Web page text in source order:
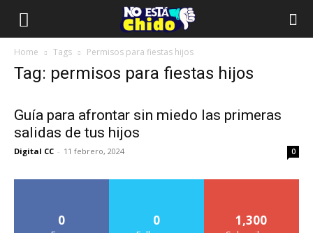
Home Tags Permisos para fiestas hijos
Tag: permisos para fiestas hijos
Guía para afrontar sin miedo las primeras
salidas de tus hijos
Digital CC - 11 febrero, 2024 0
0 0 1,300